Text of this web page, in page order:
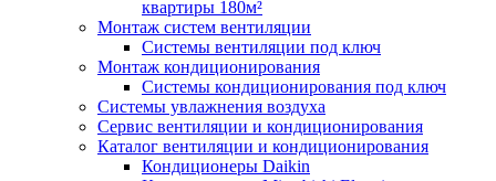
квартиры 180м²
Монтаж систем вентиляции
Системы вентиляции под ключ
Монтаж кондиционирования
Системы кондиционирования под ключ
Системы увлажнения воздуха
Сервис вентиляции и кондиционирования
Каталог вентиляции и кондиционирования
Кондиционеры Daikin